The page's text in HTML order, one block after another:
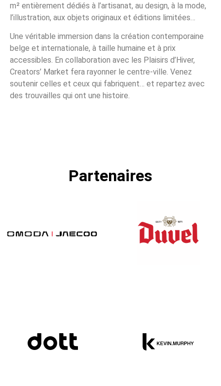
m² entièrement dédiés à l’artisanat, au design, à la mode,
l’illustration, aux objets originaux et éditions limitées…
Une véritable immersion dans la création contemporaine
belge et internationale, à taille humaine et à prix
accessibles. En collaboration avec les Plaisirs d’Hiver,
Creators’ Market fera rayonner le centre-ville. Venez
soutenir celles et ceux qui fabriquent… et repartez avec
des trouvailles qui ont une histoire.
Partenaires